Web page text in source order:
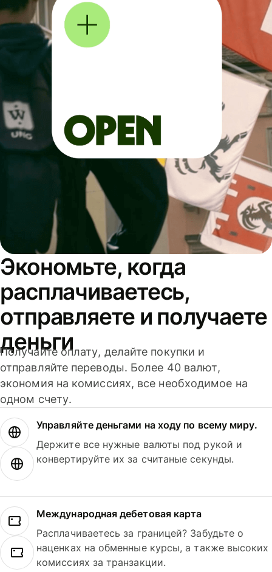
Экономьте, когда
расплачиваетесь,
отправляете и получаете
деньги
Получайте оплату, делайте покупки и
отправляйте переводы. Более 40 валют,
экономия на комиссиях, все необходимое на
одном счету.
Управляйте деньгами на ходу по всему миру.
Держите все нужные валюты под рукой и
конвертируйте их за считаные секунды.
Международная дебетовая карта
Расплачиваетесь за границей? Забудьте о
наценках на обменные курсы, а также высоких
комиссиях за транзакции.